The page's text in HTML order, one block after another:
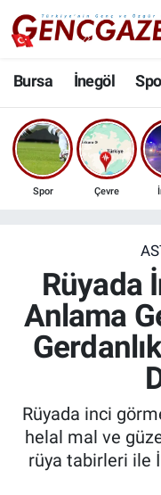
Bursa İnegöl
Spor Çevre
Rüyada
Anlama
Rüyada inci
helal mal ve
rüya tabirleri ile
Bursa
İnegöl
3.SAYFA
Ekonomi
Güncel
Kadın & Aile
Nöbetçi
Hava Durumu
Trafik Durumu
Tüm Manşetler
Son Dakika
Haber Arşivi